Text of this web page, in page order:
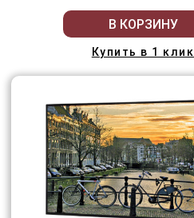
В КОРЗИНУ
Купить в 1 клик